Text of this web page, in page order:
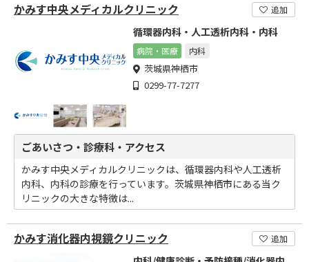
かみす中央メディカルクリニック 追加
循環器内科・人工透析内科・内科
病院・医療 内科
茨城県神栖市
0299-77-7277
ごあいさつ・診療科・アクセス
かみす中央メディカルクリニックは、循環器内科や人工透析
内科、内科の診療を行っています。茨城県神栖市にある当ク
リニックの大きな特徴は...
かみす消化器内視鏡クリニック 追加